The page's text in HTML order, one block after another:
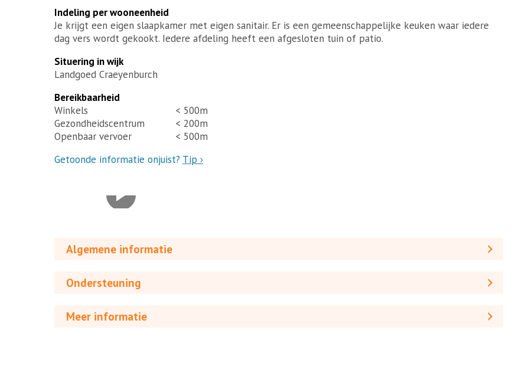
Indeling per wooneenheid
Je krijgt een eigen slaapkamer met eigen sanitair. Er is een gemeenschappelijke keuken waar iedere
dag vers wordt gekookt. Iedere afdeling heeft een afgesloten tuin of patio.
Situering in wijk
Landgoed Craeyenburch
Bereikbaarheid
Winkels
< 500m
Gezondheidscentrum
< 200m
Openbaar vervoer
< 500m
Getoonde informatie onjuist? Tip ›
Algemene informatie
Ondersteuning
Meer informatie